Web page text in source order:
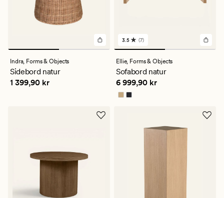
Indra, Forms & Objects
Sidebord natur
Pris 1 399,90 kr
1 399,90 kr
7
anmeldelser
med
en
gjennomsnittlig
vurdering
på
3.5
3.5 (7)
Ellie, Forms & Objects
Sofabord natur
Pris 6 999,90 kr
6 999,90 kr